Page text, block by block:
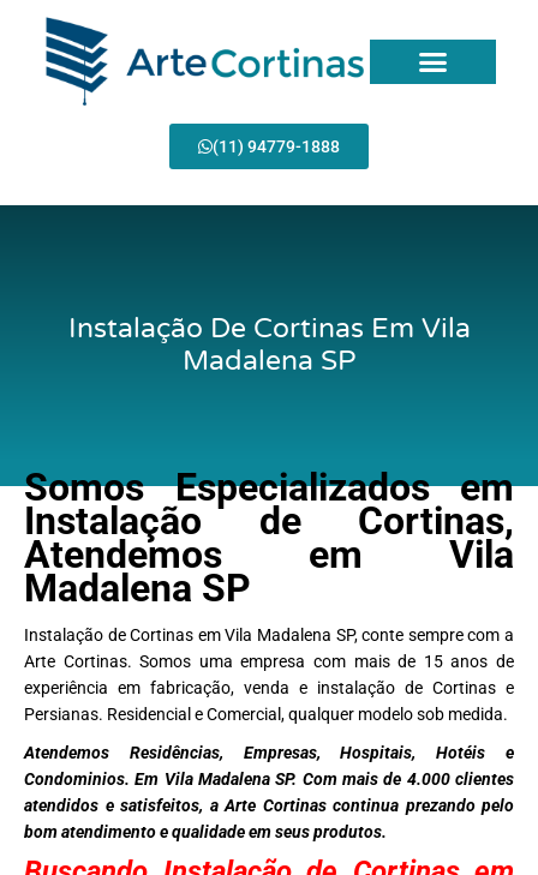
conteúdo
(11) 94779-1888
Instalação De Cortinas Em Vila
Madalena SP
Somos Especializados em
Instalação de Cortinas,
Atendemos em Vila
Madalena SP
Instalação de Cortinas em Vila Madalena SP, conte sempre com a
Arte Cortinas. Somos uma empresa com mais de 15 anos de
experiência em fabricação, venda e instalação de Cortinas e
Persianas. Residencial e Comercial, qualquer modelo sob medida.
Atendemos Residências, Empresas, Hospitais, Hotéis e
Condominios. Em Vila Madalena SP. Com mais de 4.000 clientes
atendidos e satisfeitos, a Arte Cortinas continua prezando pelo
bom atendimento e qualidade em seus produtos.